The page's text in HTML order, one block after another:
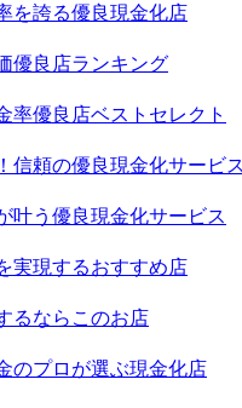
を誇る優良現金化店
優良店ランキング
率優良店ベストセレクト
信頼の優良現金化サービス
叶う優良現金化サービス
実現するおすすめ店
るならこのお店
のプロが選ぶ現金化店